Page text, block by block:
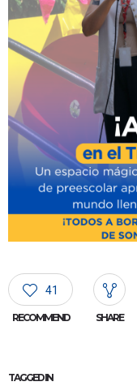
41
RECOMMEND SHARE
TAGGED IN